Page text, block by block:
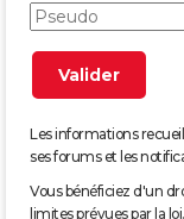
Les informations
ses forums et les
Vous bénéficiez d'un
limites prévues par la loi.